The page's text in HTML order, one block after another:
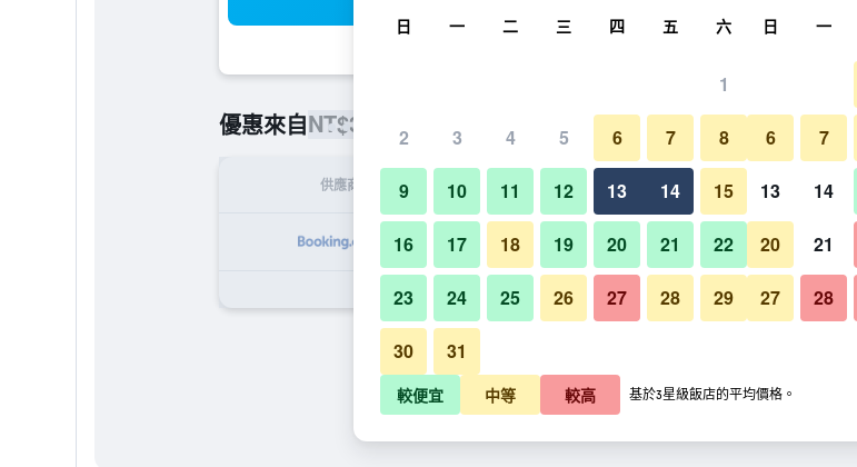
優惠來自NT$399
供應商 每晚總額
NT$399 查看優惠
日 一 二 三 四 五 六
1
2 3 4 5 6 7 8
9 10 11 12 13 14 15
16 17 18 19 20 21 22
23 24 25 26 27 28 29
30 31
日 一
6 7
13 14
20 21
27 28
較便宜 中等 較高 基於3星級飯店的平均價格。